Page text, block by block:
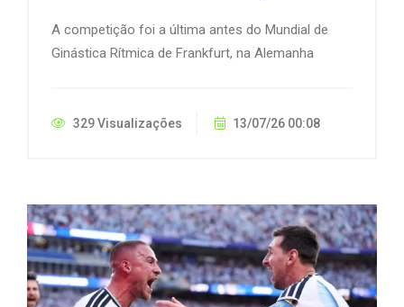
A competição foi a última antes do Mundial de
Ginástica Rítmica de Frankfurt, na Alemanha
329 Visualizações 13/07/26 00:08